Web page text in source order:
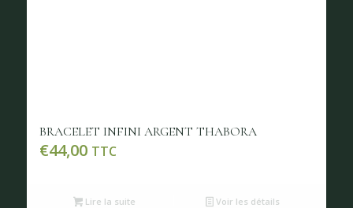
BRACELET INFINI ARGENT THABORA
€44,00 TTC
Lire la suite Voir les détails